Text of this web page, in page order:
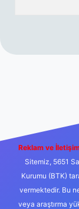
Reklam ve
Sitemiz, 5651
Kurumu (BTK)
vermektedir. Bu
veya araştırma